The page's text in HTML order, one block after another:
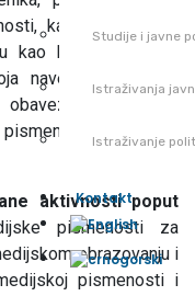
Studije i javne
Istraživanja
Istraživanje
Kontakt
kao i povećanje
kao ključna potreba
navedenog. Nakon
da realizuju
za učenike
aktivnosti poput
pismenosti za
obrazovanju i
pismenosti i